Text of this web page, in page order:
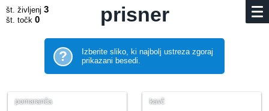
št. življenj 3
št. točk 0 prisner
?
Izberite sliko, ki najbolj ustreza zgoraj
prikazani besedi.
pomaranča kavč